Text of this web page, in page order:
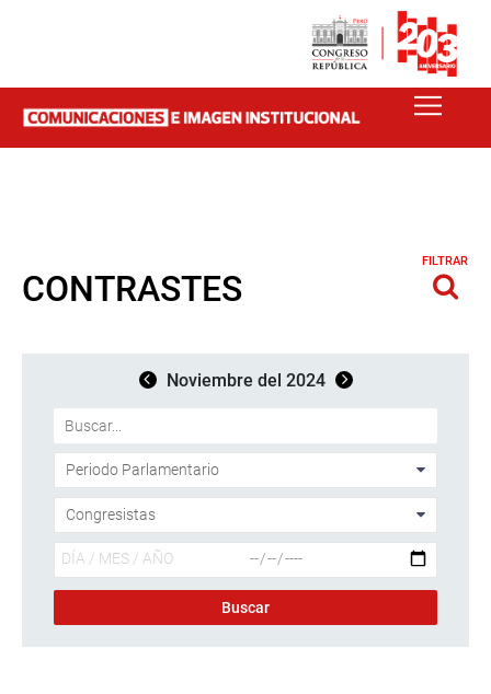
CONTRASTES
FILTRAR
Noviembre del 2024